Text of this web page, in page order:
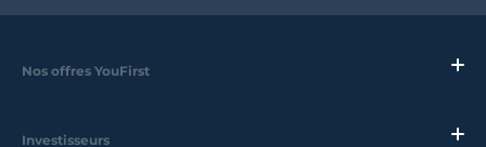
Nos offres YouFirst
Investisseurs